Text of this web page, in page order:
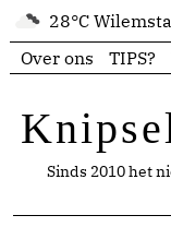
28°C
Over ons
TIPS?
Sinds 2010 het